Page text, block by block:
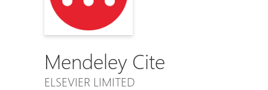
Mendeley Cite
ELSEVIER LIMITED